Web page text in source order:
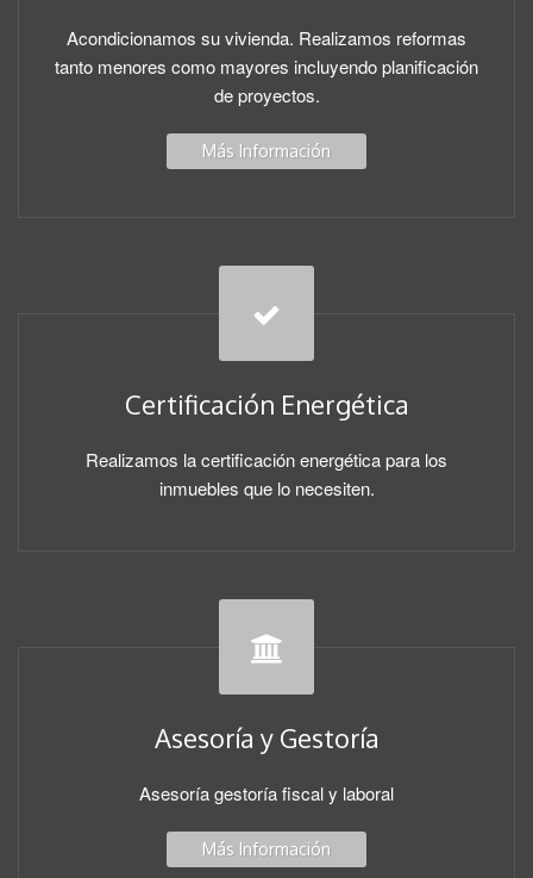
Acondicionamos su vivienda. Realizamos reformas
tanto menores como mayores incluyendo planificación
de proyectos.
Más Información
Certificación Energética
Realizamos la certificación energética para los
inmuebles que lo necesiten.
Asesoría y Gestoría
Asesoría gestoría fiscal y laboral
Más Información